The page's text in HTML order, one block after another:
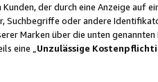
der durch eine Anzeige auf
Suchbegriffe oder andere
Marken über die unten
eine „ Unzulässige